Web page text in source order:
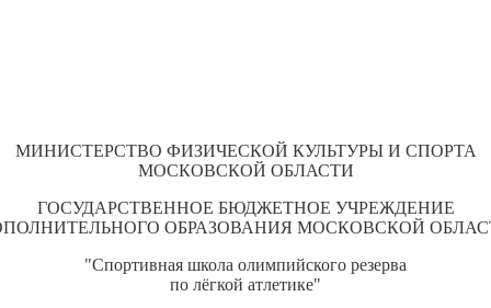
МИНИСТЕРСТВО ФИЗИЧЕСКОЙ КУЛЬТУРЫ И СПОРТА
МОСКОВСКОЙ ОБЛАСТИ
ГОСУДАРСТВЕННОЕ БЮДЖЕТНОЕ УЧРЕЖДЕНИЕ
ОБРАЗОВАНИЯ МОСКОВСКОЙ
"Спортивная школа олимпийского резерва
по лёгкой атлетике"